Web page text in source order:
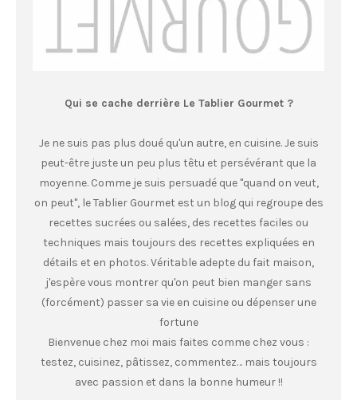
Qui se cache derrière Le Tablier Gourmet ?
Je ne suis pas plus doué qu'un autre, en cuisine. Je suis
peut-être juste un peu plus têtu et persévérant que la
moyenne. Comme je suis persuadé que "quand on veut,
on peut", le Tablier Gourmet est un blog qui regroupe des
recettes sucrées ou salées, des recettes faciles ou
techniques mais toujours des recettes expliquées en
détails et en photos. Véritable adepte du fait maison,
j'espère vous montrer qu'on peut bien manger sans
(forcément) passer sa vie en cuisine ou dépenser une
fortune
Bienvenue chez moi mais faites comme chez vous :
testez, cuisinez, pâtissez, commentez… mais toujours
avec passion et dans la bonne humeur !!